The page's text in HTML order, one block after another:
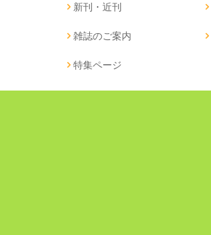
新刊・近刊
雑誌のご案内
特集ページ